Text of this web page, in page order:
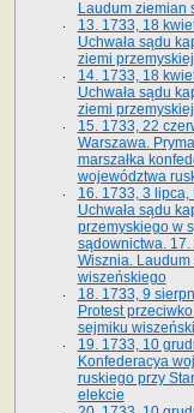
Laudum ziemian
13. 1733, 18
Uchwała sądu
ziemi przemyskiej
14. 1733, 18
Uchwała sądu
ziemi przemyskiej
15. 1733, 22
Warszawa.
marszałka
województwa
16. 1733, 3 lipca,
Uchwała sądu
przemyskiego w
sądownictwa.
Wisznia. Laudum
wiszeńskiego
18. 1733, 9
Protest
sejmiku
19. 1733, 10
Konfederacya
ruskiego przy
elekcie